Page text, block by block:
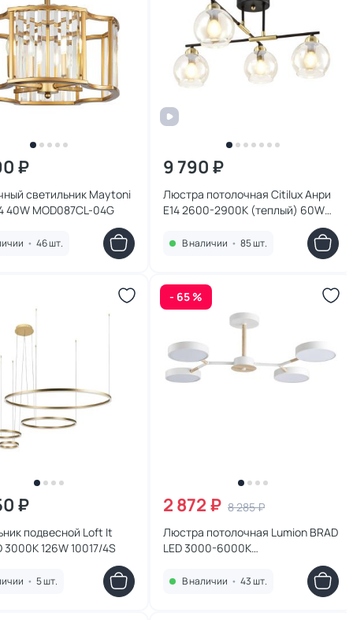
₽
светильник Maytoni
40W MOD087CL-04G
• 46 шт.
9 790 ₽
Люстра потолочная Citilux Анри
E14 2600-2900К (теплый) 60W
В наличии • 85 шт.
₽
подвесной Loft It
3000K 126W 10017/4S
• 5 шт.
- 65 %
2 872 ₽ 8 285 ₽
Люстра потолочная Lumion BRAD
LED 3000-6000К
(теплый,белый,холодный) 72W
5652/72CL
В наличии • 43 шт.